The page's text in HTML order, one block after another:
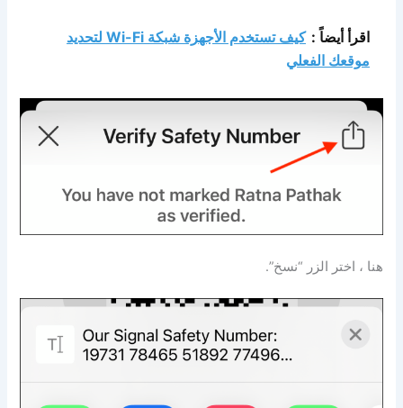
اقرأ أيضاً :
كيف تستخدم الأجهزة شبكة Wi-Fi لتحديد
موقعك الفعلي
هنا ، اختر الزر “نسخ”.